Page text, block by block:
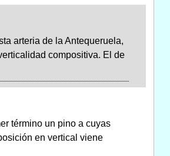
arteria de la Antequeruela,
compositiva. El de
término un pino a cuyas
en vertical viene